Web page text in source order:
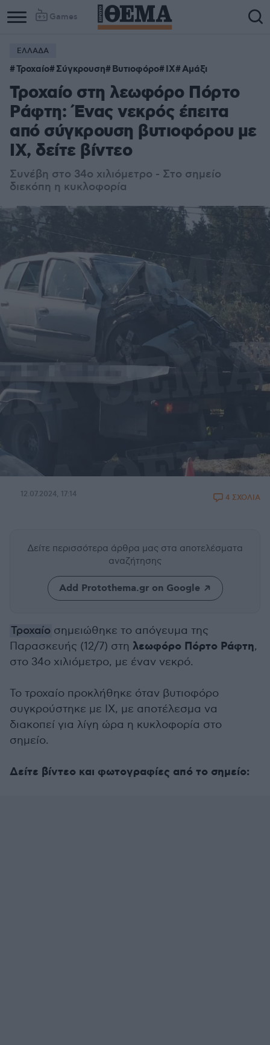
Games
ΕΛΛΑΔΑ
Τροχαίο Σύγκρουση Βυτιοφόρο ΙΧ Αμάξι
Τροχαίο στη λεωφόρο Πόρτο
Ράφτη: Ένας νεκρός έπειτα
από σύγκρουση βυτιοφόρου με
ΙΧ, δείτε βίντεο
Συνέβη στο 34ο χιλιόμετρο - Στο σημείο
διεκόπη η κυκλοφορία
12.07.2024, 17:14 4 ΣΧΟΛΙΑ
Δείτε περισσότερα άρθρα μας στα αποτελέσματα
αναζήτησης
Add Protothema.gr on Google
Τροχαίο σημειώθηκε το απόγευμα της
Παρασκευής (12/7) στη λεωφόρο Πόρτο Ράφτη,
στο 34ο χιλιόμετρο, με έναν νεκρό.
Το τροχαίο προκλήθηκε όταν βυτιοφόρο
συγκρούστηκε με ΙΧ, με αποτέλεσμα να
διακοπεί για λίγη ώρα η κυκλοφορία στο
σημείο.
Δείτε βίντεο και φωτογραφίες από το σημείο: